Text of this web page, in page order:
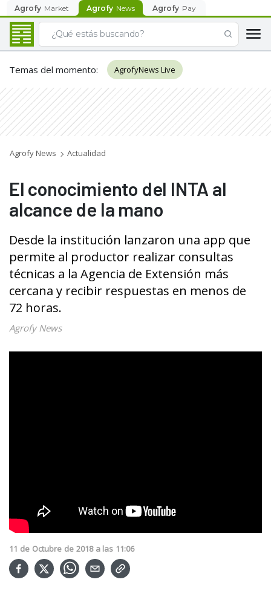
Agrofy Market Agrofy News Agrofy Pay
Temas del momento: AgrofyNews Live
Agrofy News Actualidad
El conocimiento del INTA al
alcance de la mano
Desde la institución lanzaron una app que
permite al productor realizar consultas
técnicas a la Agencia de Extensión más
cercana y recibir respuestas en menos de
72 horas.
Agrofy News
11 de Octubre de 2018 a las 11:06